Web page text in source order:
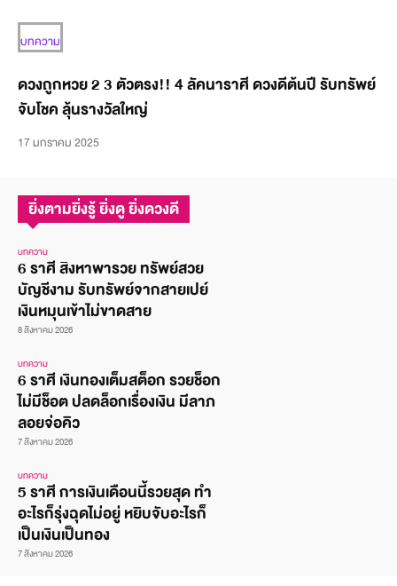
บทความ
ดวงถูกหวย 2 3 ตัวตรง!! 4 ลัคนาราศี ดวงดีต้นปี รับทรัพย์
จับโชค ลุ้นรางวัลใหญ่
17 มกราคม 2025
ยิ่งตามยิ่งรู้ ยิ่งดู ยิ่งดวงดี
บทความ
6 ราศี สิงหาพารวย ทรัพย์สวย
บัญชีงาม รับทรัพย์จากสายเปย์
เงินหมุนเข้าไม่ขาดสาย
8 สิงหาคม 2026
บทความ
6 ราศี เงินทองเต็มสต็อก รวยช็อก
ไม่มีช็อต ปลดล็อกเรื่องเงิน มีลาภ
ลอยจ่อคิว
7 สิงหาคม 2026
บทความ
5 ราศี การเงินเดือนนี้รวยสุด ทำ
อะไรก็รุ่งฉุดไม่อยู่ หยิบจับอะไรก็
เป็นเงินเป็นทอง
7 สิงหาคม 2026